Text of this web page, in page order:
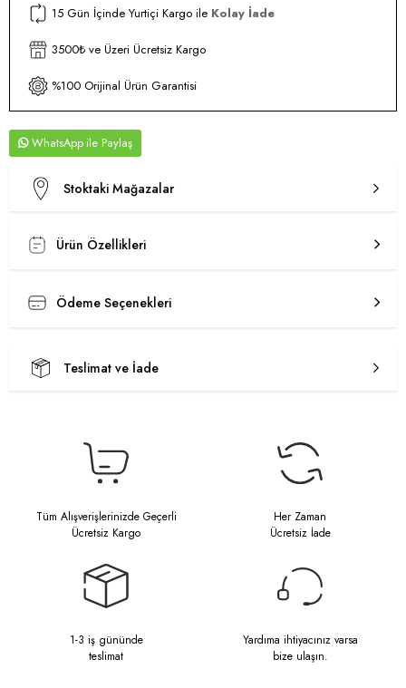
15 Gün İçinde Yurtiçi Kargo ile Kolay İade
3500₺ ve Üzeri Ücretsiz Kargo
%100 Orijinal Ürün Garantisi
WhatsApp
Stoktaki Mağazalar
Ürün Özellikleri
Ödeme Seçenekleri
Teslimat ve İade
Tüm Alışverişlerinizde Geçerli
Ücretsiz Kargo
Her Zaman
Ücretsiz İade
1-3 iş gününde
teslimat
Yardıma ihtiyacınız varsa
bize ulaşın.